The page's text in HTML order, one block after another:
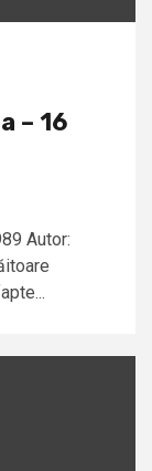
– 16
Autor: